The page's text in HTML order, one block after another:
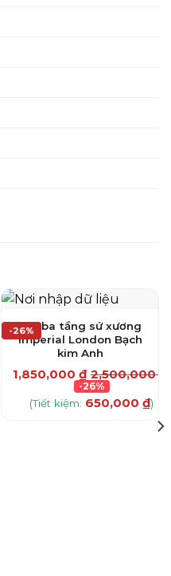
-26%
Đĩa ba tầng sứ xương
Imperial London Bạch
kim Anh
1,850,000 ₫ 2,500,000
-26%
(Tiết kiệm: 650,000₫)